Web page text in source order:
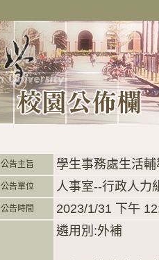
公告主旨 學生事務處生活
公告單位 人事室--行政人力
公告時間 2023/1/31 下午
遴用別:外補